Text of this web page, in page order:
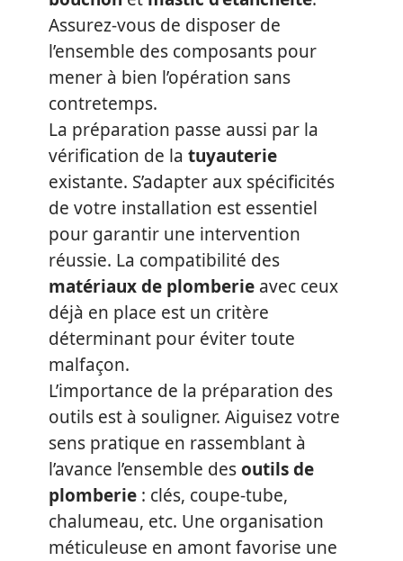
Assurez-vous de disposer de
l’ensemble des composants pour
mener à bien l’opération sans
contretemps.
La préparation passe aussi par la
vérification de la tuyauterie
existante. S’adapter aux spécificités
de votre installation est essentiel
pour garantir une intervention
réussie. La compatibilité des
matériaux de plomberie avec ceux
déjà en place est un critère
déterminant pour éviter toute
malfaçon.
L’importance de la préparation des
outils est à souligner. Aiguisez votre
sens pratique en rassemblant à
l’avance l’ensemble desoutils de
plomberie : clés, coupe-tube,
chalumeau, etc. Une organisation
méticuleuse en amont favorise une